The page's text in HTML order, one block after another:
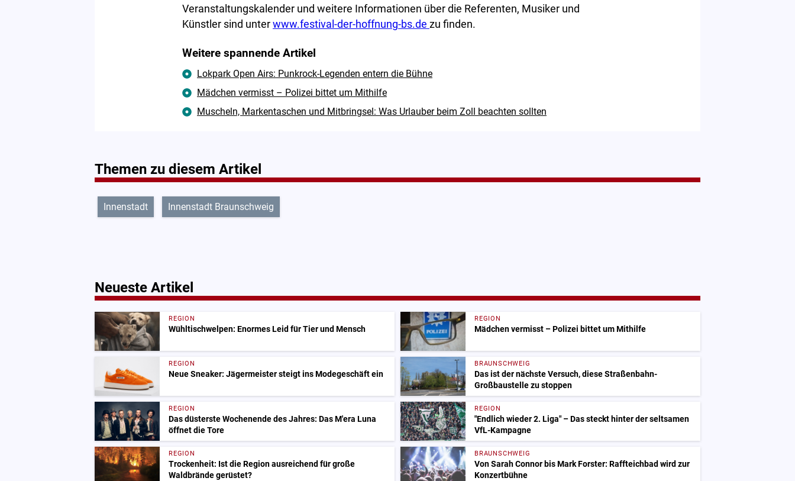
Veranstaltungskalender und weitere Informationen über die Referenten, Musiker und
Künstler sind unter www.festival-der-hoffnung-bs.de zu finden.
Weitere spannende Artikel
Lokpark Open Airs: Punkrock-Legenden entern die Bühne
Mädchen vermisst – Polizei bittet um Mithilfe
Muscheln, Markentaschen und Mitbringsel: Was Urlauber beim Zoll beachten sollten
Themen zu diesem Artikel
Innenstadt Innenstadt Braunschweig
Neueste Artikel
REGION
Wühltischwelpen: Enormes Leid für Tier und Mensch
REGION
Mädchen vermisst – Polizei bittet um Mithilfe
REGION
Neue Sneaker: Jägermeister steigt ins Modegeschäft ein
BRAUNSCHWEIG
Das ist der nächste Versuch, diese Straßenbahn-
Großbaustelle zu stoppen
REGION
Das düsterste Wochenende des Jahres: Das M'era Luna
öffnet die Tore
REGION
"Endlich wieder 2. Liga" – Das steckt hinter der seltsamen
VfL-Kampagne
REGION
Trockenheit: Ist die Region ausreichend für große
Waldbrände gerüstet?
BRAUNSCHWEIG
Von Sarah Connor bis Mark Forster: Raffteichbad wird zur
Konzertbühne